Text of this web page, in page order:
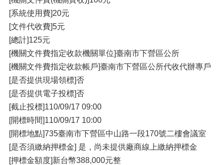
[系統使用費]20元
[文件代收費]5元
[總計]125元
[機關文件費指定收款機關單位]臺南市下營區公所
[機關文件費指定收款帳戶]臺南市下營區公所代收代辦專戶
[是否提供現場領標]否
[是否提供電子投標]否
[截止投標]110/09/17 09:00
[開標時間]110/09/17 10:00
[開標地點]735臺南市下營區中山路一段170號二樓會議室
[是否須繳納押標金] 是，尚未提供廠商線上繳納押標金
[押標金額度]新台幣388,000元整